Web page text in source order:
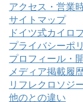
アクセス・営業
サイトマップ
ドイツ式カイロ
プライバシーポ
プロフィール・
メディア掲載履
リフレクロソジ
他のとの違い